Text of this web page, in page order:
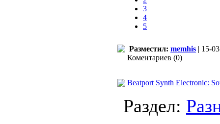
3
4
5
Разместил: memhis | 15-
Коментариев (0)
Beatport Synth Electronic:
Раздел: